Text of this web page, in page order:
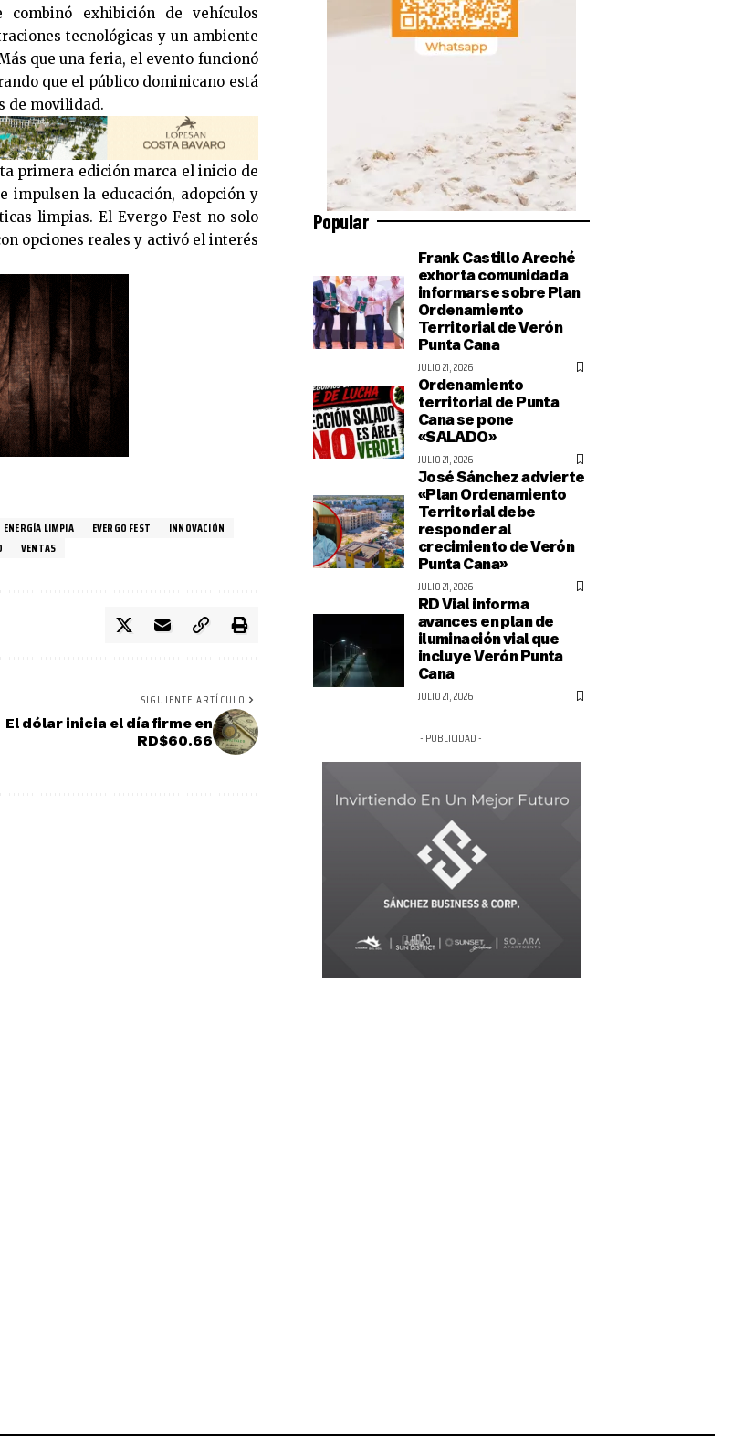
exhibición de vehículos
tecnológicas y un ambiente
que una feria, el evento funcionó
que el público dominicano está
de movilidad.
primera edición marca el inicio de
impulsen la educación, adopción y
limpias. El Evergo Fest no solo
opciones reales y activó el interés
ENERGÍA LIMPIA EVERGO FEST
INNOVACIÓN
VENTAS
SIGUIENTE ARTÍCULO
El dólar inicia el día firme en
RD$60.66
Popular
Frank Castillo Areché
exhorta comunidad a
informarse sobre Plan
Ordenamiento
Territorial de Verón
Punta Cana
JULIO 21, 2026
Ordenamiento
territorial de Punta
Cana se pone
«SALADO»
JULIO 21, 2026
José Sánchez advierte
«Plan Ordenamiento
Territorial debe
responder al
crecimiento de Verón
Punta Cana»
JULIO 21, 2026
RD Vial informa
avances en plan de
iluminación vial que
incluye Verón Punta
Cana
JULIO 21, 2026
- PUBLICIDAD -